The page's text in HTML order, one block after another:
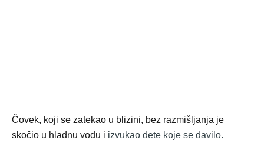
Čovek, koji se zatekao u blizini, bez razmišljanja je
skočio u hladnu vodu i izvukao dete koje se davilo.